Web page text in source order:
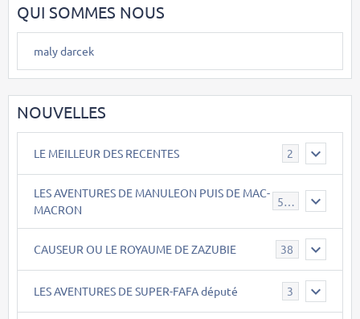
QUI SOMMES NOUS
maly darcek
NOUVELLES
LE MEILLEUR DES RECENTES 2
LES AVENTURES DE MANULEON PUIS DE MAC-
MACRON
543
CAUSEUR OU LE ROYAUME DE ZAZUBIE 38
LES AVENTURES DE SUPER-FAFA député 3